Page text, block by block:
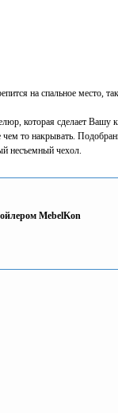
на спальное место,
которая сделает
то накрывать.
несъемный чехол.
MebelKon